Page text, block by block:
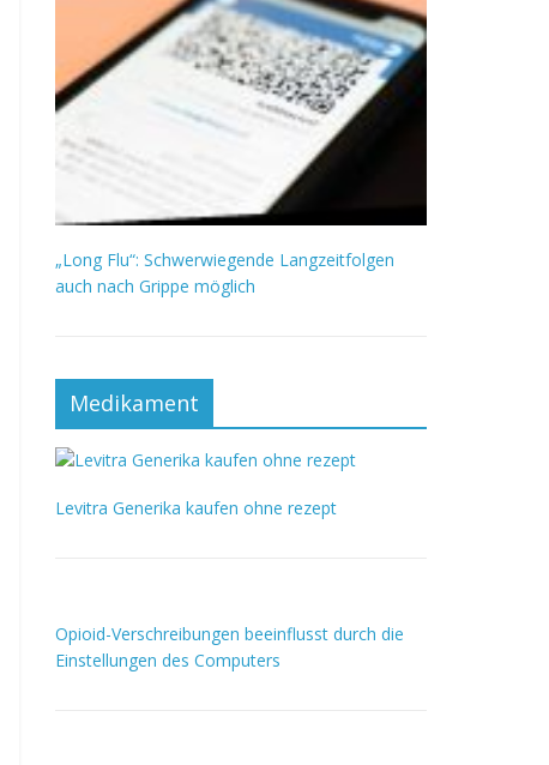
„Long Flu“: Schwerwiegende Langzeitfolgen
auch nach Grippe möglich
Medikament
Levitra Generika kaufen ohne rezept
Opioid-Verschreibungen beeinflusst durch die
Einstellungen des Computers